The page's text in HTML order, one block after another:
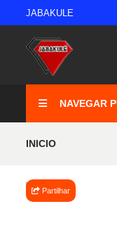
JABAKULE
NAVEGAR
INICIO
Partilhar